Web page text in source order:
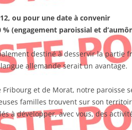
ou pour une date à convenir
% (engagement paroissial et
destiné à desservir la partie
allemande serait un avantage.
Fribourg et de Morat, notre paroisse
familles trouvent sur son
à développer, avec vous, des